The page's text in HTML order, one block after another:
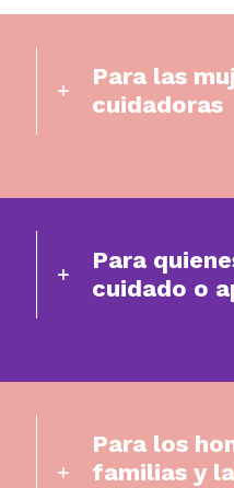
Para las
cuidadoras
Para
cuidado o
Para los
familias y